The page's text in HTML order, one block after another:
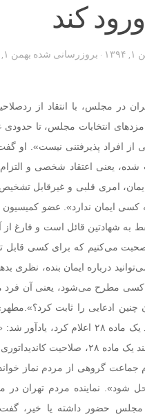
کند
· بروزرسانی شده بهمن ۱, ۱۳۹۴
در مجلس، با انتقاد از
انتخابات مجلس، تا حدودی
از افراد پذیرفتنی نیست». او
یک ماده ۲۸ ردصلاحیت شده، یعنی اعتقاد
امری قلبی و غیرقابل
کسی ایمان ندارد». عضو
به شهادتین قائل است و فارغ
صحبت می‌کنیم که برای کسی
درباره ایمان بنده، نظری
کسی مطرح می‌شود، یعنی آن
ادعایی را ثابت
احتراز صلاحیت افراد را به استناد بند
یک روحانی اعلام می‌شود به استناد
گروهی از مردم نماز
شود». نماینده مردم تهران در
مجلس حضور داشته یا خیر،